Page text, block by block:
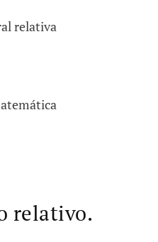
relativa
relativo.